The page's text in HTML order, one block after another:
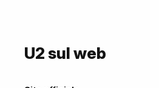
U2 sul web